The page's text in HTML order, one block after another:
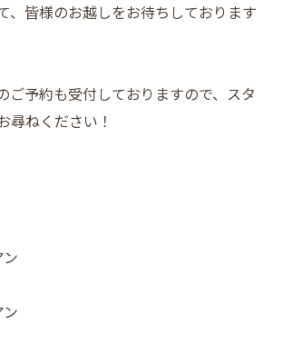
、皆様のお越しをお待ちしております
ご予約も受付しておりますので、スタ
尋ねください！